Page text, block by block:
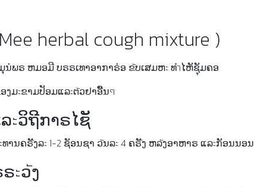
herbal cough mixture )
ນ່ພຣ ຫມອມີ ບຣຣເທາອາກາຣ່ອ ຂัບເສມຫะ ທำໄຫັຊຸັມຄອ
ມะຂາມປັອມແລะຕัວຢາອືັນๆ
ะວິຖີກາຣໄຊັ
ານຄຣัັງລะ 1-2 ຊັອນຊາ ວัນລะ 4 ຄຣัັງ ຫລัງອາຫາຣ ແລะກັອນນອນ
ะວัງ